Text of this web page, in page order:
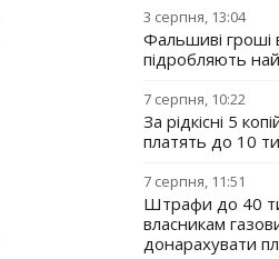
3 серпня, 13:04
Фальшиві гроші
підробляють
7 серпня, 10:22
За рідкісні 5
платять до 10
7 серпня, 11:51
Штрафи до 40
власникам
донарахувати